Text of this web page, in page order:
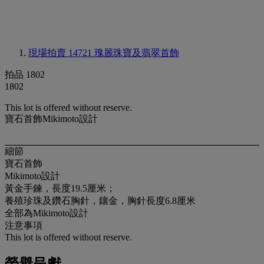
現場拍賣 14721 瑰麗珠寶及翡翠首飾
拍品 1802
1802
This lot is offered without reserve.
寶石首飾Mikimoto設計
細節
寶石首飾
Mikimoto設計
黃金手鍊，長度19.5厘米；
養殖珍珠及鑽石胸針，鑲金，胸針長度6.8厘米
全部為Mikimoto設計
注意事項
This lot is offered without reserve.